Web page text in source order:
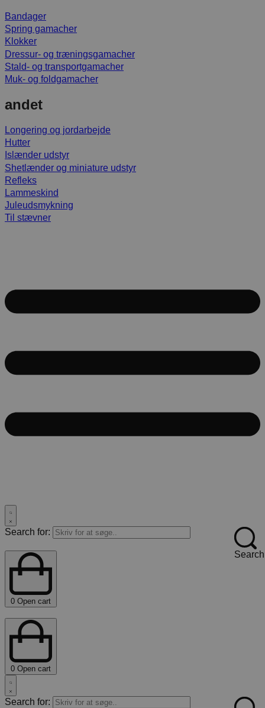
Bandager
Spring gamacher
Klokker
Dressur- og træningsgamacher
Stald- og transportgamacher
Muk- og foldgamacher
andet
Longering og jordarbejde
Hutter
Islænder udstyr
Shetlænder og miniature udstyr
Refleks
Lammeskind
Juleudsmykning
Til stævner
Search for:
Search
0 Open cart
0 Open cart
Search for: